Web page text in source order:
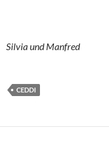
Silvia und Manfred
CEDDI